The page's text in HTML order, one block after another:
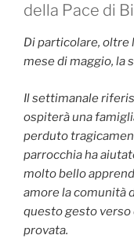
della Pace di
Di particolare,
mese di maggio, la
Il settimanale
ospiterà una
perduto
parrocchia ha
molto bello
amore la comunità
questo gesto
provata.